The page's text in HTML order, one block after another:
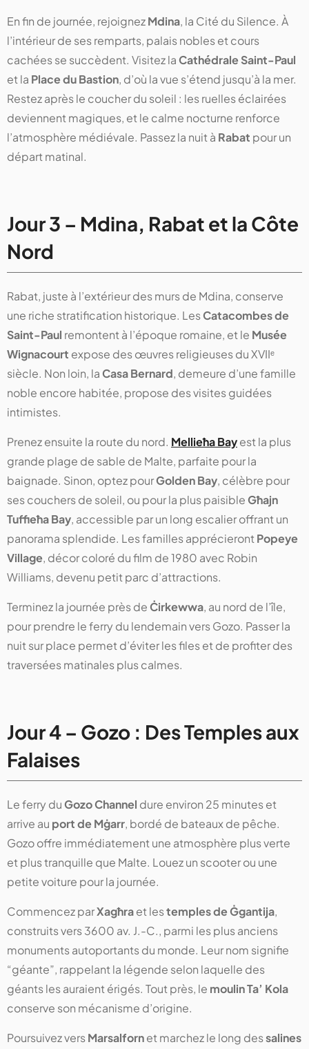
En fin de journée, rejoignezMdina, la Cité du Silence. À
l’intérieur de ses remparts, palais nobles et cours
cachées se succèdent. Visitez la Cathédrale Saint-Paul
et la Place du Bastion, d’où la vue s’étend jusqu’à la mer.
Restez après le coucher du soleil : les ruelles éclairées
deviennent magiques, et le calme nocturne renforce
l’atmosphère médiévale. Passez la nuit à Rabat pour un
départ matinal.
Jour 3 – Mdina, Rabat et la Côte
Nord
Rabat, juste à l’extérieur des murs de Mdina, conserve
une riche stratification historique. LesCatacombes de
Saint-Paul remontent à l’époque romaine, et le Musée
Wignacourt expose des œuvres religieuses du XVIIᵉ
siècle. Non loin, la Casa Bernard, demeure d’une famille
noble encore habitée, propose des visites guidées
intimistes.
Prenez ensuite la route du nord. Mellieħa Bayest la plus
grande plage de sable de Malte, parfaite pour la
baignade. Sinon, optez pourGolden Bay, célèbre pour
ses couchers de soleil, ou pour la plus paisible Għajn
Tuffieħa Bay, accessible par un long escalier offrant un
panorama splendide. Les familles apprécierontPopeye
Village, décor coloré du film de 1980 avec Robin
Williams, devenu petit parc d’attractions.
Terminez la journée près de Ċirkewwa, au nord de l’île,
pour prendre le ferry du lendemain vers Gozo. Passer la
nuit sur place permet d’éviter les files et de profiter des
traversées matinales plus calmes.
Jour 4 – Gozo : Des Temples aux
Falaises
Le ferry du Gozo Channel dure environ 25 minutes et
arrive au port de Mġarr, bordé de bateaux de pêche.
Gozo offre immédiatement une atmosphère plus verte
et plus tranquille que Malte. Louez un scooter ou une
petite voiture pour la journée.
Commencez parXagħraet lestemples de Ġgantija,
construits vers 3600 av. J.-C., parmi les plus anciens
monuments autoportants du monde. Leur nom signifie
“géante”, rappelant la légende selon laquelle des
géants les auraient érigés. Tout près, le moulin Ta’ Kola
conserve son mécanisme d’origine.
Poursuivez versMarsalfornet marchez le long dessalines